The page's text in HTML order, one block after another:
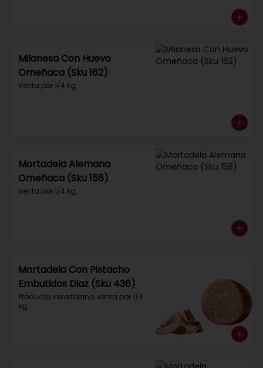
Milanesa Con Huevo
Omeñaca (Sku 162)
Venta por 1/4 kg.
Mortadela Alemana
Omeñaca (Sku 158)
Venta por 1/4 kg.
Mortadela Con Pistacho
Embutidos Diaz (Sku 436)
Producto venezolano, venta por 1/4
kg.